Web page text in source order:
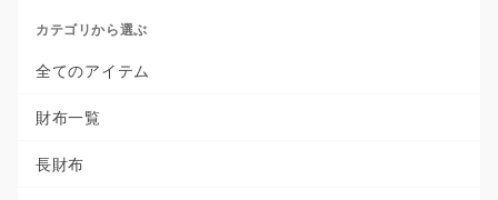
カテゴリから選ぶ
全てのアイテム
財布一覧
長財布